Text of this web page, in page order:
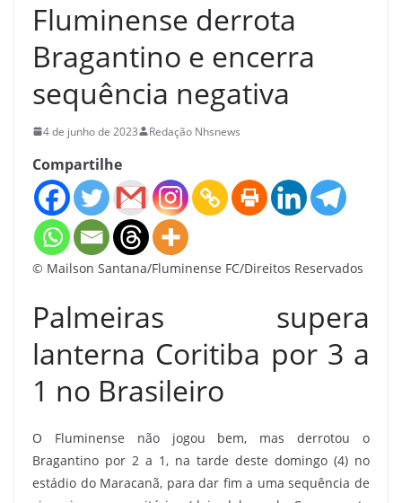
Fluminense derrota
Bragantino e encerra
sequência negativa
4 de junho de 2023 Redação Nhsnews
Compartilhe
© Mailson Santana/Fluminense FC/Direitos Reservados
Palmeiras supera
lanterna Coritiba por 3 a
1 no Brasileiro
O Fluminense não jogou bem, mas derrotou o
Bragantino por 2 a 1, na tarde deste domingo (4) no
estádio do Maracanã, para dar fim a uma sequência de